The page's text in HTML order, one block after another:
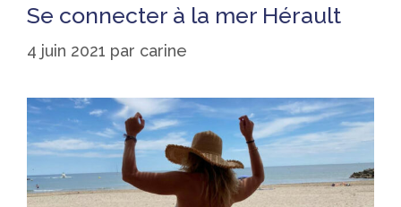
Se connecter à la mer Hérault
4 juin 2021 par carine